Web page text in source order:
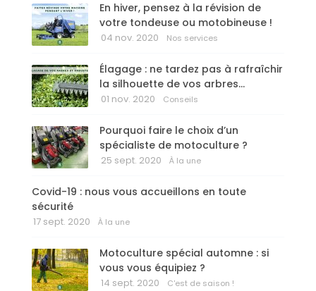
En hiver, pensez à la révision de
votre tondeuse ou motobineuse !
04 nov. 2020 Nos services
Élagage : ne tardez pas à rafraîchir
la silhouette de vos arbres…
01 nov. 2020 Conseils
Pourquoi faire le choix d’un
spécialiste de motoculture ?
25 sept. 2020 À la une
Covid-19 : nous vous accueillons en toute
sécurité
17 sept. 2020 À la une
Motoculture spécial automne : si
vous vous équipiez ?
14 sept. 2020 C'est de saison !